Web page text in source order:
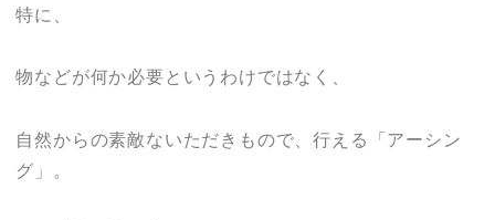
特に、
物などが何か必要というわけではなく、
自然からの素敵ないただきもので、行える「アーシン
グ」。